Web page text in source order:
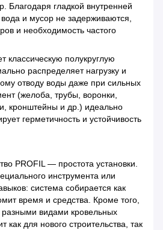
Благодаря гладкой внутренней
и мусор не задерживаются,
и необходимость частого
классическую полукруглую
распределяет нагрузку и
отводу воды даже при сильных
(желоба, трубы, воронки,
кронштейны и др.) идеально
герметичность и устойчивость
PROFIL — простота установки.
инструмента или
система собирается как
время и средства. Кроме того,
видами кровельных
как для нового строительства, так